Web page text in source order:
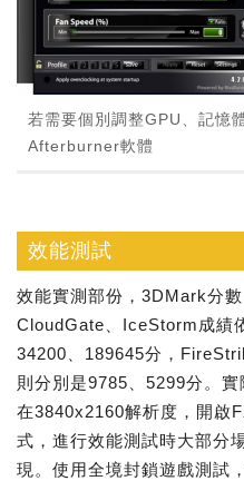
若需要個別調整GPU、記憶
Afterburner軟體
效能測試
效能實測部份，3DMark分
CloudGate、IceStorm成績
34200、189645分，
則分別是9785、5299分。
在3840x2160解析度，開啟
式，進行效能測試時大部分
現。使用全境封鎖遊戲測試